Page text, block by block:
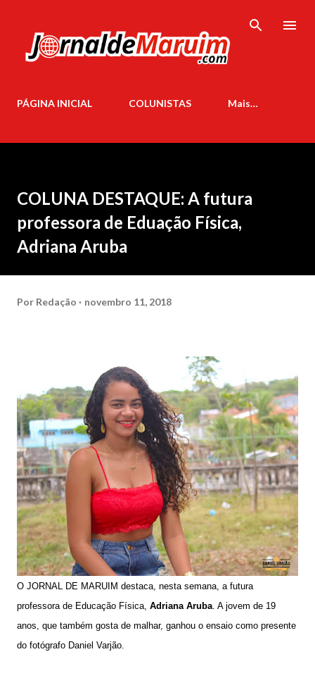
PÁGINA INICIAL COLUNISTAS Mais…
COLUNA DESTAQUE: A futura
professora de Eduação Física,
Adriana Aruba
Por Redação novembro 11, 2018
O JORNAL DE MARUIM destaca, nesta semana, a futura
professora de Educação Física, Adriana Aruba . A jovem de 19
anos, que também gosta de malhar, ganhou o ensaio como presente
do fotógrafo Daniel Varjão.